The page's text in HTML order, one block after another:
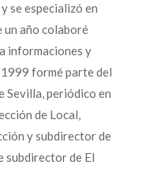
se especializó en
un año colaboré
informaciones y
formé parte del
Sevilla, periódico en
de Local,
y subdirector de
subdirector de El